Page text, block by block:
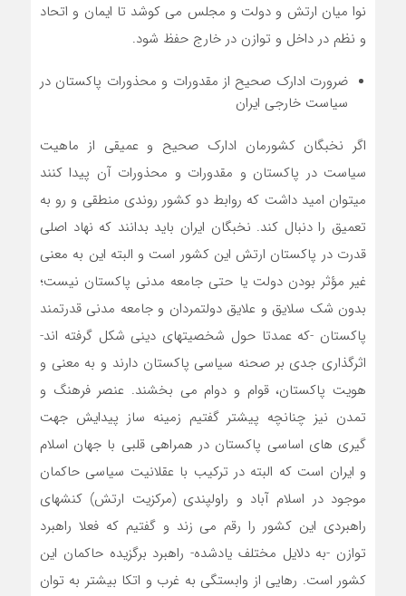
نوا میان ارتش و دولت و مجلس می کوشد تا ایمان و اتحاد
و نظم در داخل و توازن در خارج حفظ شود.
ضرورت ادارک صحیح از مقدورات و محذورات پاکستان در
سیاست خارجی ایران
اگر نخبگان کشورمان ادارک صحیح و عمیقی از ماهیت
سیاست در پاکستان و مقدورات و محذورات آن پیدا کنند
میتوان امید داشت که روابط دو کشور روندی منطقی و رو به
تعمیق را دنبال کند. نخبگان ایران باید بدانند که نهاد اصلی
قدرت در پاکستان ارتش این کشور است و البته این به معنی
غیر مؤثر بودن دولت یا حتی جامعه مدنی پاکستان نیست؛
بدون شک سلایق و علایق دولتمردان و جامعه مدنی قدرتمند
پاکستان -که عمدتا حول شخصیتهای دینی شکل گرفته اند-
اثرگذاری جدی بر صحنه سیاسی پاکستان دارند و به معنی و
هویت پاکستان، قوام و دوام می بخشند. عنصر فرهنگ و
تمدن نیز چنانچه پیشتر گفتیم زمینه ساز پیدایش جهت
گیری های اساسی پاکستان در همراهی قلبی با جهان اسلام
و ایران است که البته در ترکیب با عقلانیت سیاسی حاکمان
موجود در اسلام آباد و راولپندی (مرکزیت ارتش) کنشهای
راهبردی این کشور را رقم می زند و گفتیم که فعلا راهبرد
توازن -به دلایل مختلف یادشده- راهبرد برگزیده حاکمان این
کشور است. رهایی از وابستگی به غرب و اتکا بیشتر به توان